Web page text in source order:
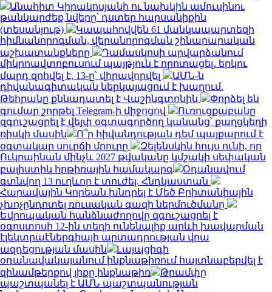
Անահիտ Կիրակոսյանի ու նախկին ամուսինու
թանկարժեք նվերը՝ դստեր հարսանիքին
(տեսանյութ)
Կապահովվեն 61 մանկապարտեզի
հիմնանորոգման, վերանորոգման շինարարական
աշխատանքները
Դամասկոսի արվարձանում
միկրոավտոբուսում պայթյուն է որոտացել․ երկու
մարդ զոհվել է, 13-ը՝ վիրավորվել
ԱՄՆ-ն
դիվանագիտական ներկայացում է խաղում.
Թեհրանը քննադատել է Վաշինգտոնին
Փորձել են
գումար շորթել Telegram-ի միջոցով
Ուռուցքաբանը
զգուշացրել է վեյփ օգտագործող կանանց՝ քաղցկեղի
ռիսկի մասին
Ո՞ր հիվանդության դեմ պայքարում է
օգտակար սուրճի մրուրը
Զելենսկին հույս ունի, որ
Ուկրաինան մինչև 2027 թվականը կմշակի սեփական
բալիստիկ հրթիռային համակարգ
Օդանավում
գտնվող 13 ուղևոր է տուժել. Հնդկաստան
Հարավային Կորեան խնդրել է Մեծ Բրիտանիային
չխոչընդոտել ռուսական գազի ներմուծմանը
Եվրոպական հանձնաժողովը զգուշացրել է
օգոստոսի 12-ին տեղի ունենալիք արևի խավարման
էլեկտրաէներգիայի արտադրության վրա
ազդեցության մասին
Լայպցիգի
օդանավակայանում ինքնաթիռում հայտնաբերվել է
զինամթերքով լիքը ինքնաթիռ
Թրամփը
պաշտպանել է ԱՄՆ պաշտպանության